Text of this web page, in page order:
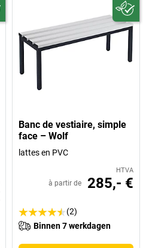
Banc de vestiaire, simple
face – Wolf
lattes en PVC
HTVA
à partir de 285,- €
(2)
Binnen 7 werkdagen